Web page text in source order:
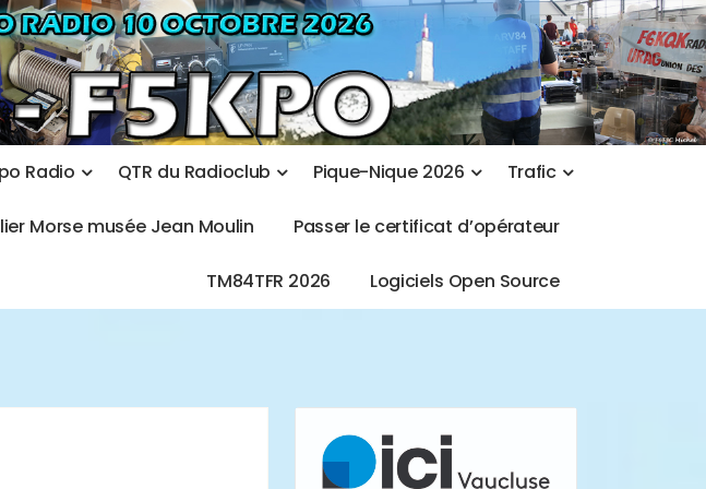
o Radio QTR du Radioclub Pique-Nique 2026 Trafic
lier Morse musée Jean Moulin Passer le certificat d’opérateur
TM84TFR 2026 Logiciels Open Source